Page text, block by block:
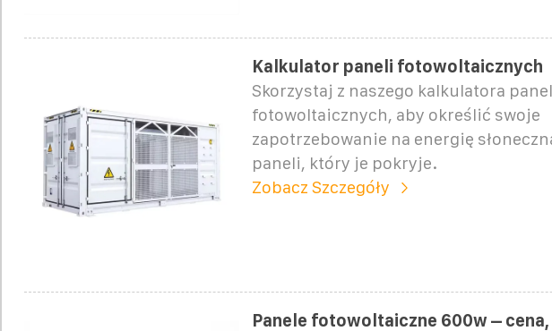
Kalkulator paneli fotowoltaicznych
Skorzystaj z naszego kalkulatora
fotowoltaicznych, aby określić swoje
zapotrzebowanie na energię
paneli, który je pokryje.
Zobacz Szczegóły
Panele fotowoltaiczne 600w –